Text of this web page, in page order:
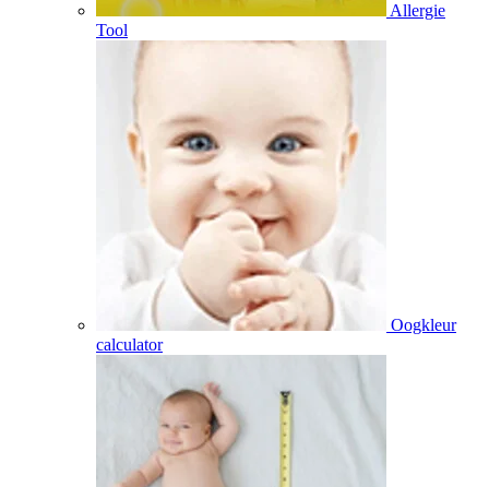
Allergie
Tool
Oogkleur
calculator